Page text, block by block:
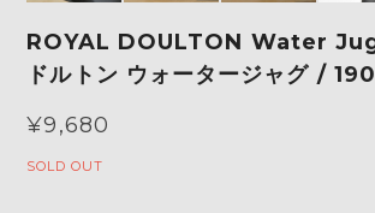
ROYAL DOULTON Water
ドルトン ウォータージャグ /
¥9,680
SOLD OUT